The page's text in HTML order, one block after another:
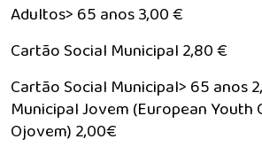
Adultos> 65 anos 3,00 €
Cartão Social Municipal 2,80 €
Cartão Social Municipal> 65 anos
Municipal Jovem (European Youth
Ojovem) 2,00€